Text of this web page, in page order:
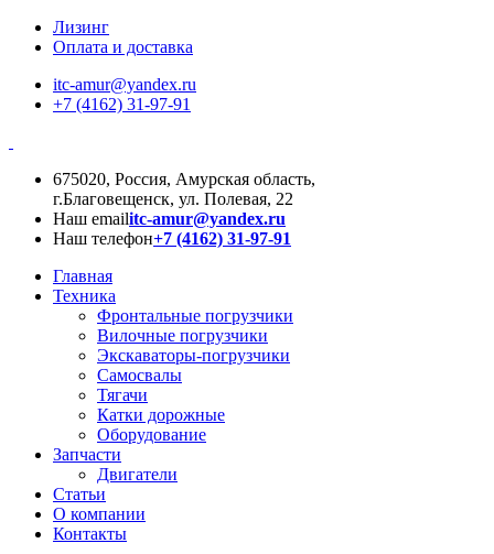
Лизинг
Оплата и доставка
itc-amur@yandex.ru
+7 (4162) 31-97-91
675020, Россия, Амурская область,
г.Благовещенск, ул. Полевая, 22
Наш emailitc-amur@yandex.ru
Наш телефон+7 (4162) 31-97-91
Главная
Техника
Фронтальные погрузчики
Вилочные погрузчики
Экскаваторы-погрузчики
Самосвалы
Тягачи
Катки дорожные
Оборудование
Запчасти
Двигатели
Статьи
О компании
Контакты